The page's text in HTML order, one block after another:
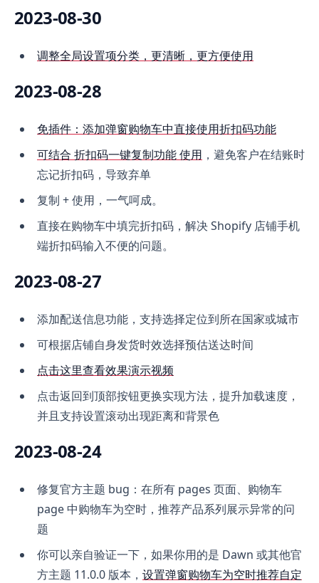
2023-08-30
调整全局设置项分类，更清晰，更方便使用
2023-08-28
免插件：添加弹窗购物车中直接使用折扣码功能
可结合 折扣码一键复制功能 使用 ，避免客户在结账时
忘记折扣码，导致弃单
复制 + 使用，一气呵成。
直接在购物车中填完折扣码，解决 Shopify 店铺手机
端折扣码输入不便的问题。
2023-08-27
添加配送信息功能，支持选择定位到所在国家或城市
可根据店铺自身发货时效选择预估送达时间
点击这里查看效果演示视频
点击返回到顶部按钮更换实现方法，提升加载速度，
并且支持设置滚动出现距离和背景色
2023-08-24
修复官方主题 bug：在所有 pages 页面、购物车
page 中购物车为空时，推荐产品系列展示异常的问
题
你可以亲自验证一下，如果你用的是 Dawn 或其他官
方主题 11.0.0 版本， 设置弹窗购物车为空时推荐自定